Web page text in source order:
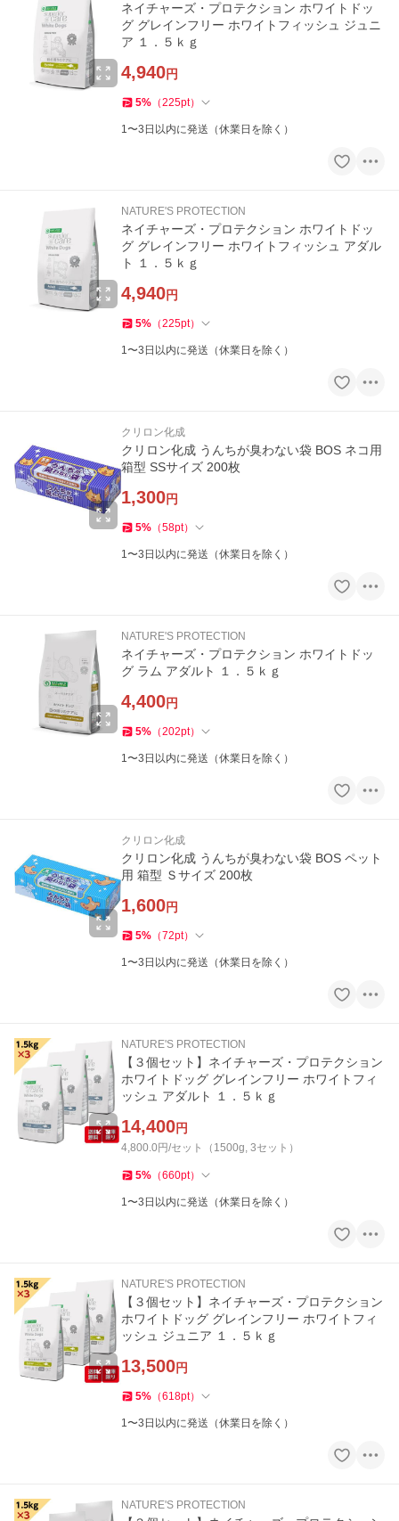
ネイチャーズ・プロテクション ホワイトドッ
グ グレインフリー ホワイトフィッシュ ジュニ
ア １．５ｋｇ
4,940円
5% （225pt）
1〜3日以内に発送（休業日を除く）
NATURE'S PROTECTION
ネイチャーズ・プロテクション ホワイトドッ
グ グレインフリー ホワイトフィッシュ アダル
ト １．５ｋｇ
4,940円
5% （225pt）
1〜3日以内に発送（休業日を除く）
クリロン化成
クリロン化成 うんちが臭わない袋 BOS ネコ用
箱型 SSサイズ 200枚
1,300円
5% （58pt）
1〜3日以内に発送（休業日を除く）
NATURE'S PROTECTION
ネイチャーズ・プロテクション ホワイトドッ
グ ラム アダルト １．５ｋｇ
4,400円
5% （202pt）
1〜3日以内に発送（休業日を除く）
クリロン化成
クリロン化成 うんちが臭わない袋 BOS ペット
用 箱型 Ｓサイズ 200枚
1,600円
5% （72pt）
1〜3日以内に発送（休業日を除く）
NATURE'S PROTECTION
【３個セット】ネイチャーズ・プロテクション
ホワイトドッグ グレインフリー ホワイトフィ
ッシュ アダルト １．５ｋｇ
14,400円
4,800.0円/セット（1500g, 3セット）
5% （660pt）
1〜3日以内に発送（休業日を除く）
NATURE'S PROTECTION
【３個セット】ネイチャーズ・プロテクション
ホワイトドッグ グレインフリー ホワイトフィ
ッシュ ジュニア １．５ｋｇ
13,500円
5% （618pt）
1〜3日以内に発送（休業日を除く）
NATURE'S PROTECTION